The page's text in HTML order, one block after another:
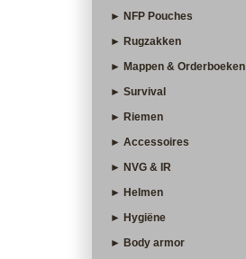
► NFP Pouches
► Rugzakken
► Mappen & Orderboeken
► Survival
► Riemen
► Accessoires
► NVG & IR
► Helmen
► Hygiëne
► Body armor